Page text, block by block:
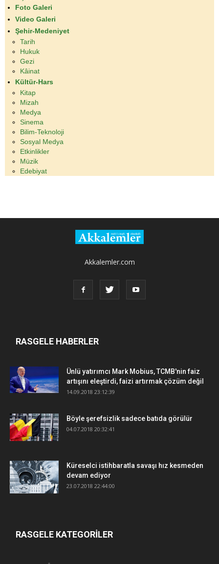
Foto Galeri
Video Galeri
Şehir-Medeniyet
Tarih
Hukuk
Gezi
Kâinat
Kültür-Hars
Kitap
Mizah
Medya
Sinema
Bilim-Teknoloji
Sosyal Medya
Etkinlikler
Müzik
Edebiyat
Akkalemler.com
RASGELE HABERLER
Ünlü yatırımcı Mark Mobius, TCMB'nin faiz
artışını eleştirdi, faizi artırmak çözüm değil
14.09.2018 23:12:39
Böyle şerefsizlik sadece batıda görülür
04.07.2018 20:32:41
Küreselci istihbaratla savaşı hız kesmeden
devam ediyor
23.07.2018 22:44:00
RASGELE KATEGORİLER